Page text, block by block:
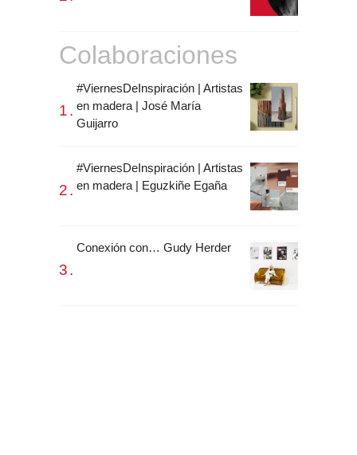
Colaboraciones
#ViernesDeInspiración | Artistas
en madera | José María
Guijarro
#ViernesDeInspiración | Artistas
en madera | Eguzkiñe Egaña
Conexión con… Gudy Herder